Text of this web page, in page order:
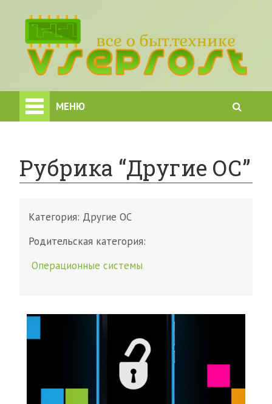
МЕНЮ
Рубрика “Другие ОС”
Категория: Другие ОС
Родительская категория:
Операционные системы